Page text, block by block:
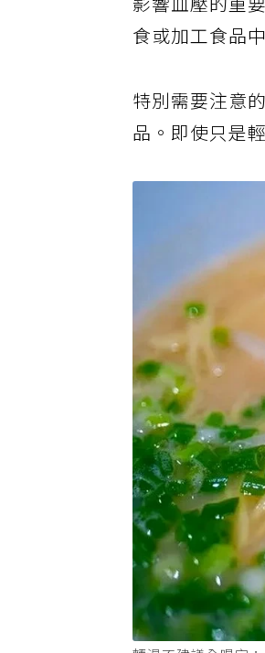
影響血壓的重
食或加工食品
特別需要注意
品。即使只是